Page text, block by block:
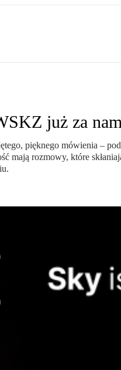
już za
pięknego mówienia –
rozmowy, które